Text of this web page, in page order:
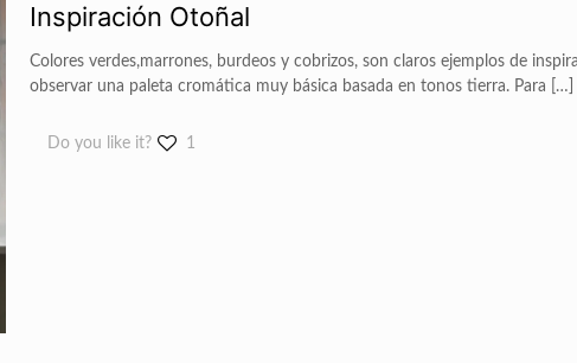
Inspiración Otoñal
Colores verdes,marrones, burdeos y cobrizos, son claros ejemplos de
observar una paleta cromática muy básica basada en tonos tierra. Para […]
Do you like it? 1